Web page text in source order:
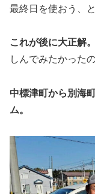
最終日を使おう、と
これが後に大正解。
しんでみたかったの
中標津町から別海
ム。